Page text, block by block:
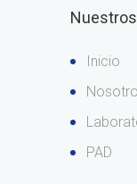
Nuestros
Inicio
PAD